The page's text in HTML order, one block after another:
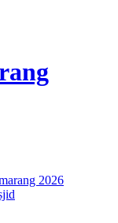
2026